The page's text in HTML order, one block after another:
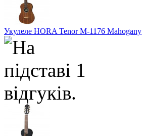
Укулеле HORA Tenor M-1176 Mahogany